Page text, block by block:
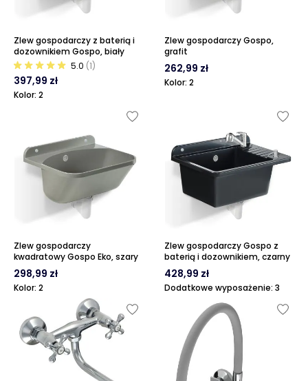
Zlew gospodarczy z baterią i
dozownikiem Gospo, biały
5.0 (1)
397,99 zł
Kolor: 2
Zlew gospodarczy Gospo,
grafit
262,99 zł
Kolor: 2
Zlew gospodarczy
kwadratowy Gospo Eko, szary
298,99 zł
Kolor: 2
Zlew gospodarczy Gospo z
baterią i dozownikiem, czarny
428,99 zł
Dodatkowe wyposażenie: 3